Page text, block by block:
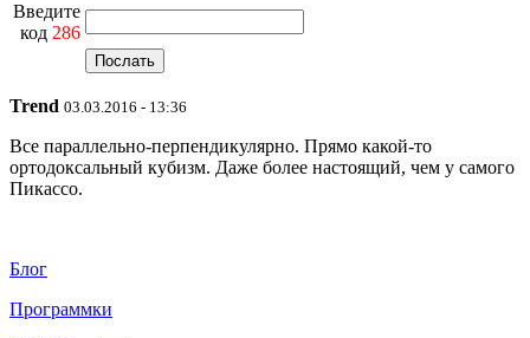
Введите
код 286
Trend 03.03.2016 - 13:36
Все параллельно-перпендикулярно. Прямо какой-то
ортодоксальный кубизм. Даже более настоящий, чем у самого
Пикассо.
Блог
Программки